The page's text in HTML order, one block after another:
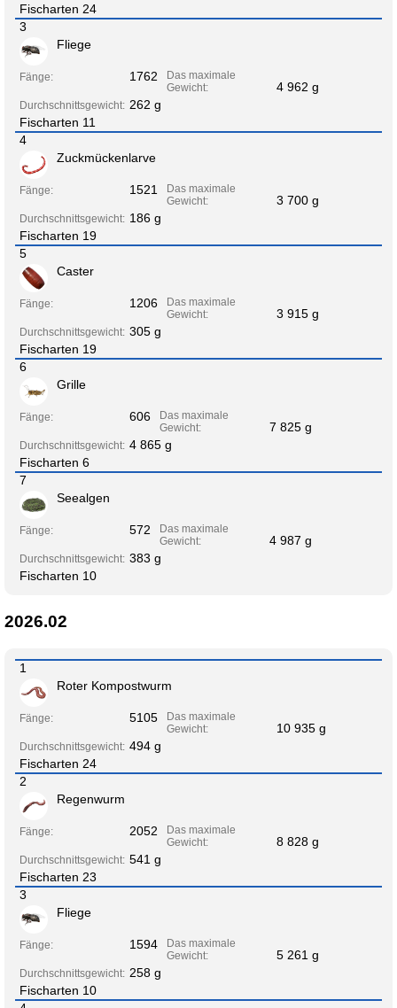
Fischarten 24
3
Fliege
Fänge: 1762
Das maximale
Gewicht:
4 962 g
Durchschnittsgewicht: 262 g
Fischarten 11
4
Zuckmückenlarve
Fänge: 1521
Das maximale
Gewicht:
3 700 g
Durchschnittsgewicht: 186 g
Fischarten 19
5
Caster
Fänge: 1206
Das maximale
Gewicht:
3 915 g
Durchschnittsgewicht: 305 g
Fischarten 19
6
Grille
Fänge: 606
Das maximale
Gewicht:
7 825 g
Durchschnittsgewicht: 4 865 g
Fischarten 6
7
Seealgen
Fänge: 572
Das maximale
Gewicht:
4 987 g
Durchschnittsgewicht: 383 g
Fischarten 10
2026.02
1
Roter Kompostwurm
Fänge: 5105
Das maximale
Gewicht:
10 935 g
Durchschnittsgewicht: 494 g
Fischarten 24
2
Regenwurm
Fänge: 2052
Das maximale
Gewicht:
8 828 g
Durchschnittsgewicht: 541 g
Fischarten 23
3
Fliege
Fänge: 1594
Das maximale
Gewicht:
5 261 g
Durchschnittsgewicht: 258 g
Fischarten 10